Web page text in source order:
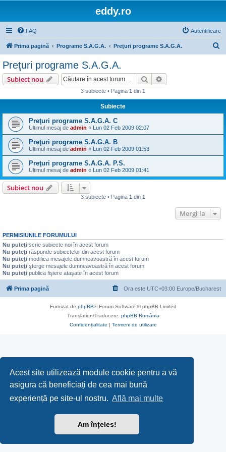
Acest site utilizează module cookie pentru a vă
asigura că beneficiați de cea mai bună
experiență pe site-ul nostru. Află mai multe
Am înțeles!
eddy.ro
FAQ Autentificare
Prima pagină Programe S.A.G.A. Preţuri programe S.A.G.A.
Preţuri programe S.A.G.A.
Subiect nou Căutare
3 subiecte • Pagina 1 din 1
Subiecte
Preţuri programe S.A.G.A. C
Ultimul mesaj de admin « Lun 02 Feb 2009 02:07
Preţuri programe S.A.G.A. B
Ultimul mesaj de admin « Lun 02 Feb 2009 01:53
Preţuri programe S.A.G.A. P.S.
Ultimul mesaj de admin « Lun 02 Feb 2009 01:41
Subiect nou
3 subiecte • Pagina 1 din 1
Mergi la
PERMISIUNILE FORUMULUI
Nu puteţi scrie subiecte noi în acest forum
Nu puteţi răspunde subiectelor din acest forum
Nu puteţi modifica mesajele dumneavoastră în acest forum
Nu puteţi şterge mesajele dumneavoastră în acest forum
Nu puteţi publica fişiere ataşate în acest forum
Prima pagină Ora este UTC+03:00 Europe/Bucharest
Furnizat de phpBB® Forum Software © phpBB Limited
Translation/Traducere: phpBB România
Confidenţialitate | Termeni de utilizare